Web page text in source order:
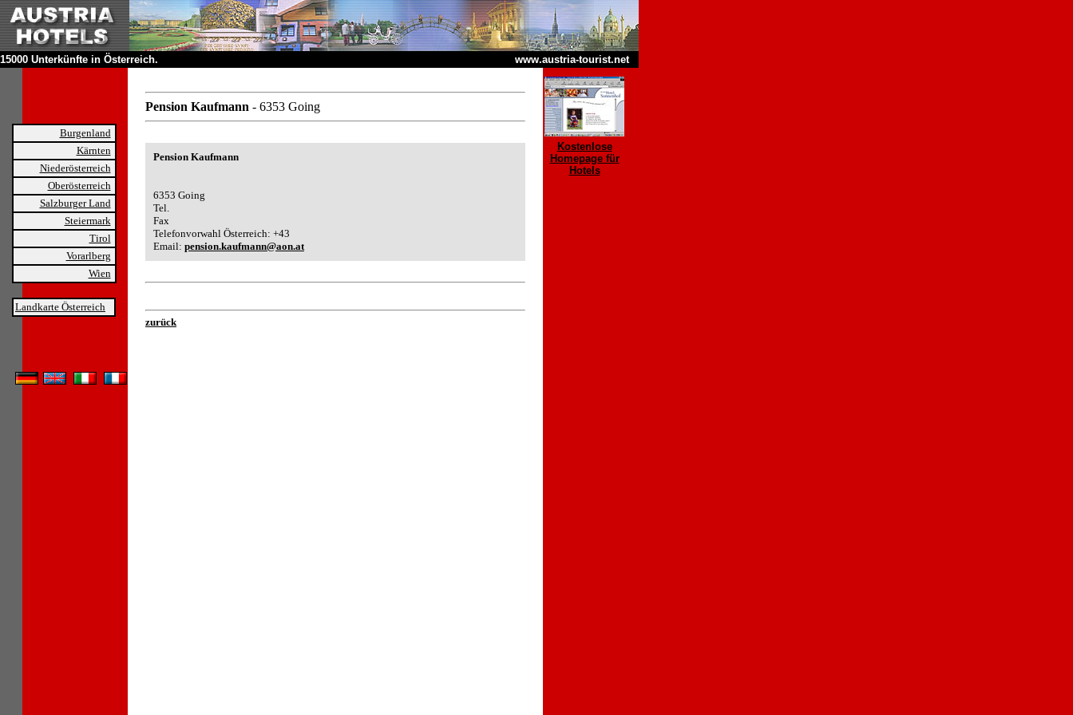
15000 Unterkünfte in Österreich. www.austria-tourist.net
Burgenland
Kärnten
Niederösterreich
Oberösterreich
Salzburger Land
Steiermark
Tirol
Vorarlberg
Wien
Landkarte Österreich
Pension Kaufmann - 6353 Going
Pension Kaufmann
6353 Going
Tel.
Fax
Telefonvorwahl Österreich: +43
Email: pension.kaufmann@aon.at
zurück
Kostenlose
Homepage für
Hotels